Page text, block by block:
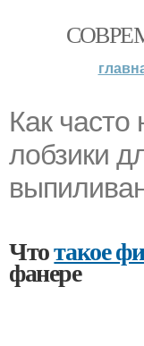
Как часто
лобзики
Чтотакое
фанере